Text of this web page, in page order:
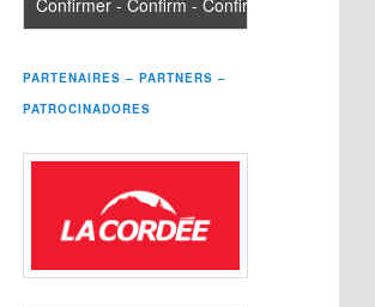
PARTENAIRES – PARTNERS –
PATROCINADORES